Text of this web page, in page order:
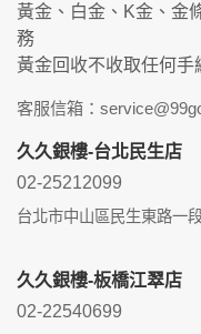
黃金、白金、K金、金
務
黃金回收不收取任何手
客服信箱：
久久銀樓-台北民生店
02-25212099
台北市中山區民生東路一
久久銀樓-板橋江翠店
02-22540699